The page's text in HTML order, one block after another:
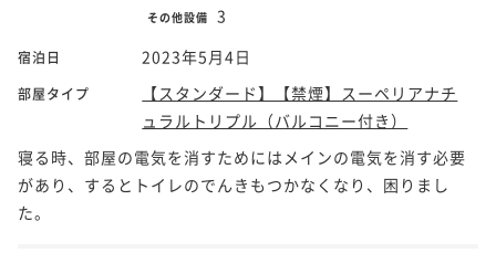
その他設備 3
宿泊日 2023年5月4日
部屋タイプ
【スタンダード】【禁煙】スーペリアナチ
ュラルトリプル（バルコニー付き）
寝る時、部屋の電気を消すためにはメインの電気を消す必要
があり、するとトイレのでんきもつかなくなり、困りまし
た。